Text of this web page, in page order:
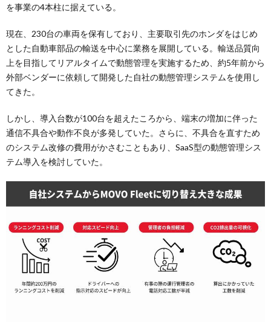
を事業の4本柱に据えている。
現在、230台の車両を保有しており、主要取引先のホンダをはじめ
とした自動車部品の輸送を中心に業務を展開している。輸送品質向
上を目指してリアルタイムで動態管理を実施するため、約5年前から
外部ベンダーに依頼して開発した自社の動態管理システムを使用し
てきた。
しかし、導入台数が100台を超えたころから、端末の増加に伴った
通信不具合や動作不良が多発していた。さらに、不具合を直すため
のシステム改修の費用がかさむこともあり、SaaS型の動態管理シス
テム導入を検討していた。